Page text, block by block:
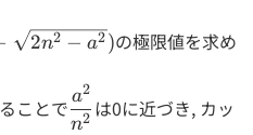
2n2 − a2)の極限値を求め
ことで\dfrac{a^2}
{n^2}
n2
a2
は0に近づき, カッ